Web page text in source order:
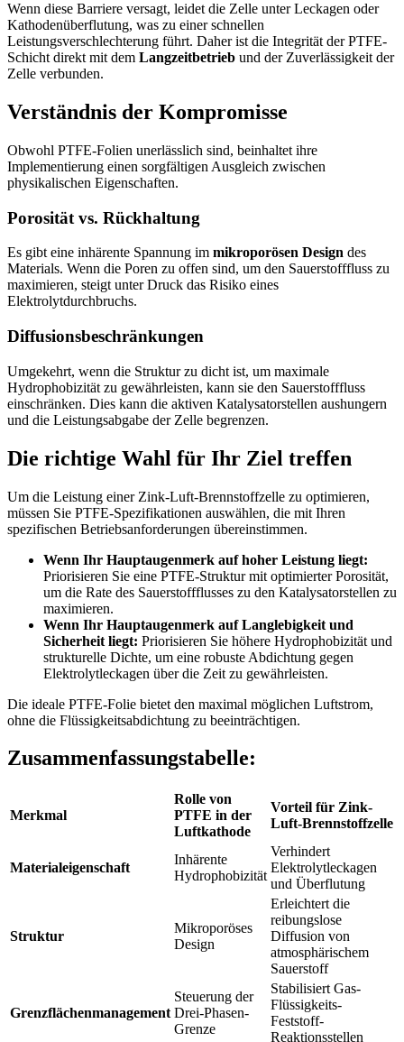
Wenn diese Barriere versagt, leidet die Zelle unter Leckagen oder
Kathodenüberflutung, was zu einer schnellen
Leistungsverschlechterung führt. Daher ist die Integrität der PTFE-
Schicht direkt mit dem Langzeitbetrieb und der Zuverlässigkeit der
Zelle verbunden.
Verständnis der Kompromisse
Obwohl PTFE-Folien unerlässlich sind, beinhaltet ihre
Implementierung einen sorgfältigen Ausgleich zwischen
physikalischen Eigenschaften.
Porosität vs. Rückhaltung
Es gibt eine inhärente Spannung im mikroporösen Design des
Materials. Wenn die Poren zu offen sind, um den Sauerstofffluss zu
maximieren, steigt unter Druck das Risiko eines
Elektrolytdurchbruchs.
Diffusionsbeschränkungen
Umgekehrt, wenn die Struktur zu dicht ist, um maximale
Hydrophobizität zu gewährleisten, kann sie den Sauerstofffluss
einschränken. Dies kann die aktiven Katalysatorstellen aushungern
und die Leistungsabgabe der Zelle begrenzen.
Die richtige Wahl für Ihr Ziel treffen
Um die Leistung einer Zink-Luft-Brennstoffzelle zu optimieren,
müssen Sie PTFE-Spezifikationen auswählen, die mit Ihren
spezifischen Betriebsanforderungen übereinstimmen.
Wenn Ihr Hauptaugenmerk auf hoher Leistung liegt:
Priorisieren Sie eine PTFE-Struktur mit optimierter Porosität,
um die Rate des Sauerstoffflusses zu den Katalysatorstellen zu
maximieren.
Wenn Ihr Hauptaugenmerk auf Langlebigkeit und
Sicherheit liegt: Priorisieren Sie höhere Hydrophobizität und
strukturelle Dichte, um eine robuste Abdichtung gegen
Elektrolytleckagen über die Zeit zu gewährleisten.
Die ideale PTFE-Folie bietet den maximal möglichen Luftstrom,
ohne die Flüssigkeitsabdichtung zu beeinträchtigen.
Zusammenfassungstabelle:
Merkmal
Rolle von
PTFE in der
Luftkathode
Vorteil für Zink-
Luft-Brennstoffzelle
Materialeigenschaft
Inhärente
Hydrophobizität
Verhindert
Elektrolytleckagen
und Überflutung
Struktur
Mikroporöses
Design
Erleichtert die
reibungslose
Diffusion von
atmosphärischem
Sauerstoff
Grenzflächenmanagement
Steuerung der
Drei-Phasen-
Grenze
Stabilisiert Gas-
Flüssigkeits-
Feststoff-
Reaktionsstellen